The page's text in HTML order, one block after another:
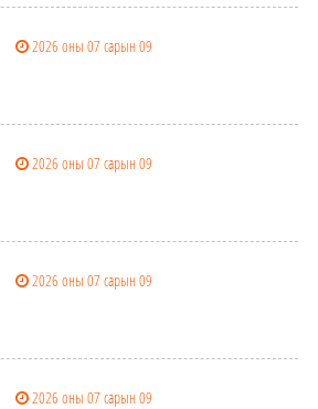
2026 оны 07 сарын 09
2026 оны 07 сарын 09
2026 оны 07 сарын 09
2026 оны 07 сарын 09